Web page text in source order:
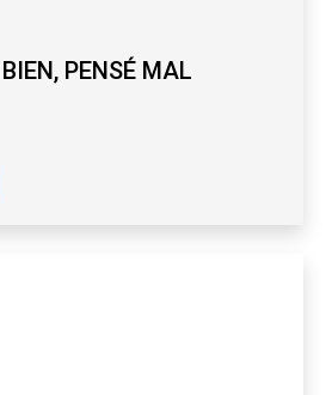
PENSÉ MAL